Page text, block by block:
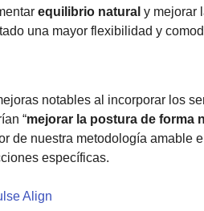
equilibrio natural y mejorar
una mayor flexibilidad y
notables al incorporar los
“mejorar la postura de forma
de nuestra metodología amable
específicas.
Align